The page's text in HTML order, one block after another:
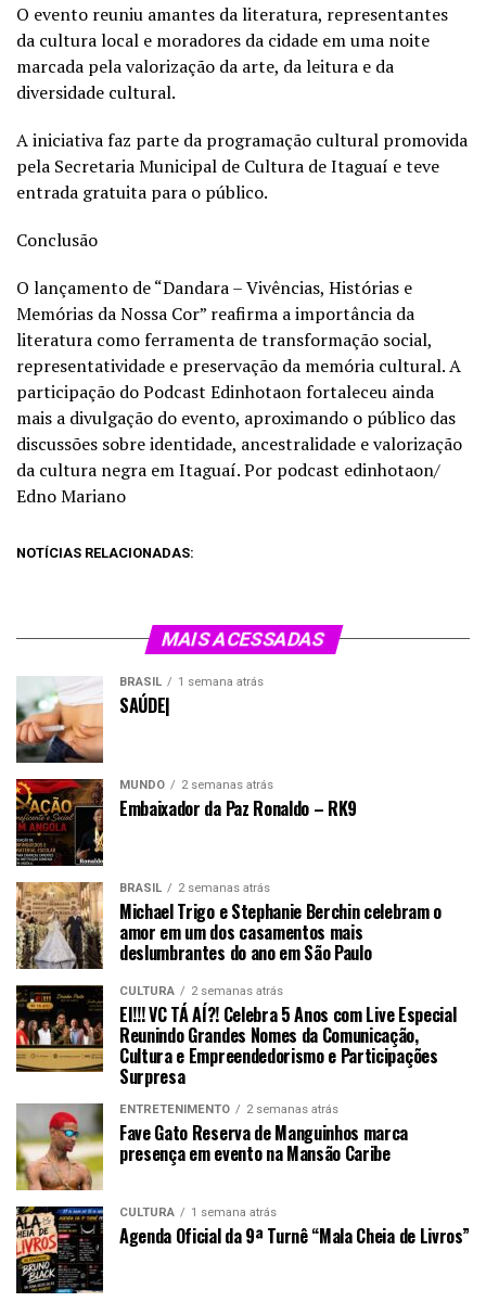
O evento reuniu amantes da literatura, representantes
da cultura local e moradores da cidade em uma noite
marcada pela valorização da arte, da leitura e da
diversidade cultural.
A iniciativa faz parte da programação cultural promovida
pela Secretaria Municipal de Cultura de Itaguaí e teve
entrada gratuita para o público.
Conclusão
O lançamento de “Dandara – Vivências, Histórias e
Memórias da Nossa Cor” reafirma a importância da
literatura como ferramenta de transformação social,
representatividade e preservação da memória cultural. A
participação do Podcast Edinhotaon fortaleceu ainda
mais a divulgação do evento, aproximando o público das
discussões sobre identidade, ancestralidade e valorização
da cultura negra em Itaguaí. Por podcast edinhotaon/
Edno Mariano
NOTÍCIAS RELACIONADAS:
MAIS ACESSADAS
BRASIL 1 semana atrás
SAÚDE|
MUNDO 2 semanas atrás
Embaixador da Paz Ronaldo – RK9
BRASIL 2 semanas atrás
Michael Trigo e Stephanie Berchin celebram o
amor em um dos casamentos mais
deslumbrantes do ano em São Paulo
CULTURA 2 semanas atrás
EI!!! VC TÁ AÍ?! Celebra 5 Anos com Live Especial
Reunindo Grandes Nomes da Comunicação,
Cultura e Empreendedorismo e Participações
Surpresa
ENTRETENIMENTO 2 semanas atrás
Fave Gato Reserva de Manguinhos marca
presença em evento na Mansão Caribe
CULTURA 1 semana atrás
Agenda Oficial da 9ª Turnê “Mala Cheia de Livros”